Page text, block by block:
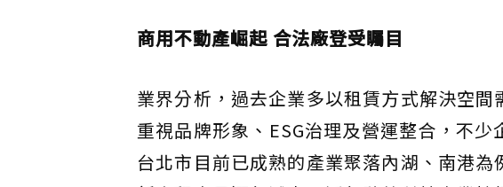
商用不動產崛起 合法廠登受矚目
業界分析，過去企業多以租賃方式解決空
重視品牌形象、ESG治理及營運整合，不
台北市目前已成熟的產業聚落內湖、南港